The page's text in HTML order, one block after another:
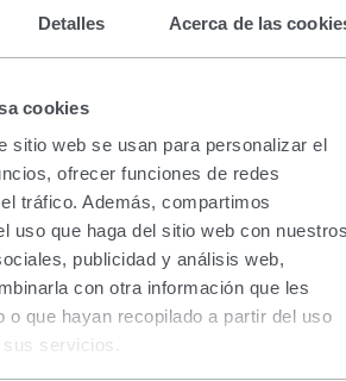
Detalles Acerca de las
cookies
sitio web se usan para personalizar el
ofrecer funciones de redes
tráfico. Además, compartimos
uso que haga del sitio web con
publicidad y análisis web,
con otra información que les
o que hayan recopilado a partir del uso
servicios.